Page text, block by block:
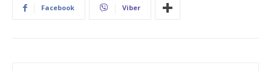
Facebook Viber